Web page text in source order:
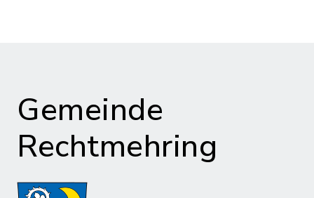
Gemeinde
Rechtmehring